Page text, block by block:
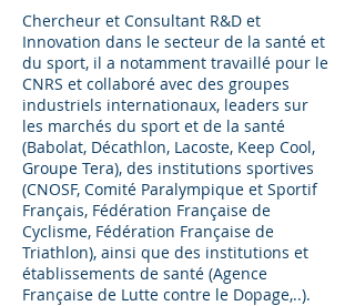
Chercheur et Consultant R&D et
Innovation dans le secteur de la santé et
du sport, il a notamment travaillé pour le
CNRS et collaboré avec des groupes
industriels internationaux, leaders sur
les marchés du sport et de la santé
(Babolat, Décathlon, Lacoste, Keep Cool,
Groupe Tera), des institutions sportives
(CNOSF, Comité Paralympique et Sportif
Français, Fédération Française de
Cyclisme, Fédération Française de
Triathlon), ainsi que des institutions et
établissements de santé (Agence
Française de Lutte contre le Dopage,..).